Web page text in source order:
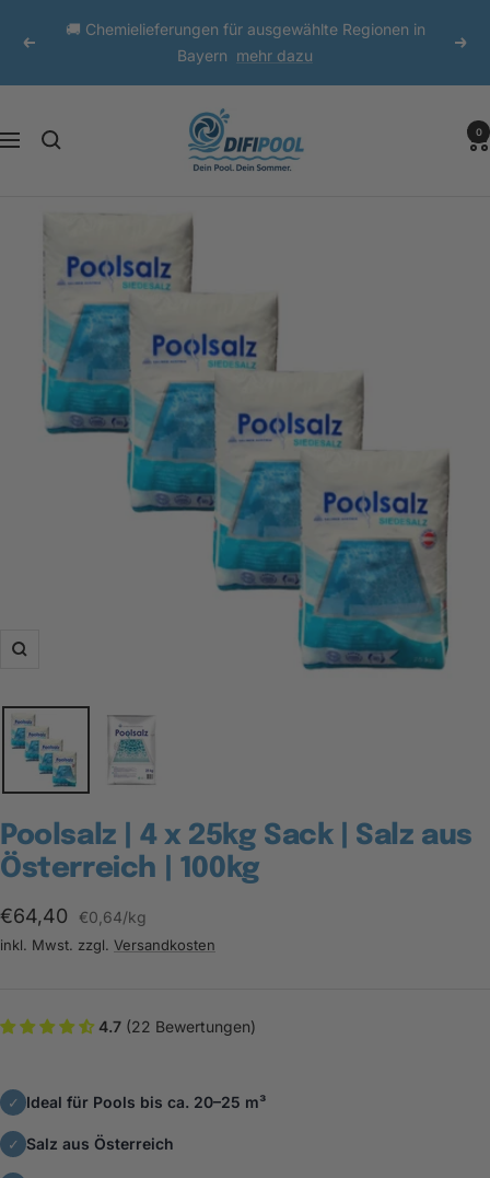
zum
Zurück
🚚 Chemielieferungen für ausgewählte Regionen in
Bayern mehr dazu
Navigation
0
Zoom
Poolsalz | 4 x 25kg Sack | Salz aus
Österreich | 100kg
Angebotspreis
€64,40 €0,64/kg
inkl. Mwst. zzgl. Versandkosten
4.7 (22 Bewertungen)
✓ Ideal für Pools bis ca. 20–25 m³
✓ Salz aus Österreich